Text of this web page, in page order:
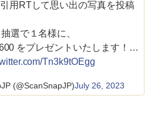
用RTして思い出の写真を投稿
抽選で１名様に、
をプレゼントいたします！…
Tn3k9tOEgg
(@ScanSnapJP)July 26, 2023